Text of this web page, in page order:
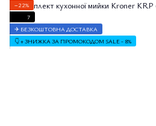
−22%
7
✈ БЕЗКОШТОВНА ДОСТАВКА
👇 + ЗНИЖКА ЗА ПРОМОКОДОМ SALE - 8%